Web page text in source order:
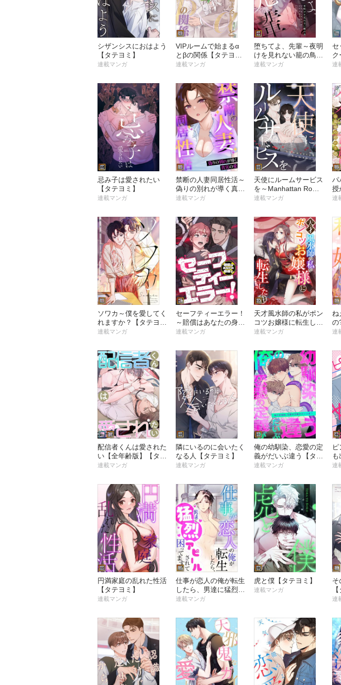
シザンシスにおはよう
【タテヨミ】
連載マンガ
VIPルームで始まるα
とβの関係【タテヨ
ミ】
連載マンガ
堕ちてよ、先輩～夜明
けを見れない籠の鳥
【タテヨミ】
連載マンガ
セ
ク
連
忌み子は愛されたい
【タテヨミ】
連載マンガ
禁断の人妻同居性活～
偽りの別れが導く真実
の愛【タテヨミ】
連載マンガ
天使にルームサービス
を～Manhattan Roma
nce【タテヨミ】
連載マンガ
パ
授
連
ソワカ～僕を愛してく
れますか？【タテヨ
ミ】
連載マンガ
セーフティーエラー！
～賠償はあなたの身体
で【タテヨミ】
連載マンガ
天才風水師の私がポン
コツお嬢様に転生した
件【タテヨミ】
連載マンガ
ね
の
イ
連
配信者くんは愛された
い【全年齢版】【タテ
ヨミ】
連載マンガ
隣にいるのに会いたく
なる人【タテヨミ】
連載マンガ
俺の幼馴染、恋愛の定
義がだいぶ違う【タテ
ヨミ】
連載マンガ
も
ミ
連
円満家庭の乱れた性活
【タテヨミ】
連載マンガ
仕事が恋人の俺が転生
したら、男達に猛烈ア
ピールされて困ってま
連載マンガ
虎と僕【タテヨミ】
連載マンガ
そ
連